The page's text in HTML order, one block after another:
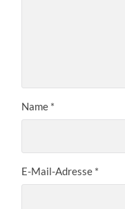
Name *
E-Mail-Adresse *